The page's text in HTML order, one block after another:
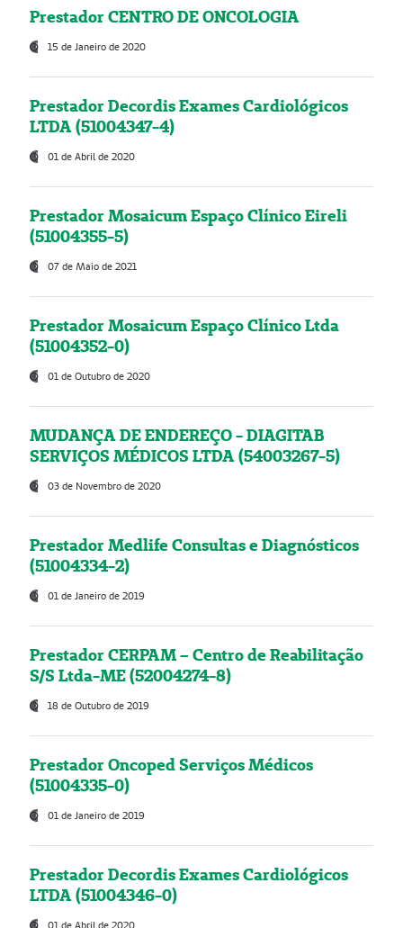
Prestador CENTRO DE ONCOLOGIA
15 de Janeiro de 2020
Prestador Decordis Exames Cardiológicos
LTDA (51004347-4)
01 de Abril de 2020
Prestador Mosaicum Espaço Clínico Eireli
(51004355-5)
07 de Maio de 2021
Prestador Mosaicum Espaço Clínico Ltda
(51004352-0)
01 de Outubro de 2020
MUDANÇA DE ENDEREÇO - DIAGITAB
SERVIÇOS MÉDICOS LTDA (54003267-5)
03 de Novembro de 2020
Prestador Medlife Consultas e Diagnósticos
(51004334-2)
01 de Janeiro de 2019
Prestador CERPAM – Centro de Reabilitação
S/S Ltda-ME (52004274-8)
18 de Outubro de 2019
Prestador Oncoped Serviços Médicos
(51004335-0)
01 de Janeiro de 2019
Prestador Decordis Exames Cardiológicos
LTDA (51004346-0)
01 de Abril de 2020